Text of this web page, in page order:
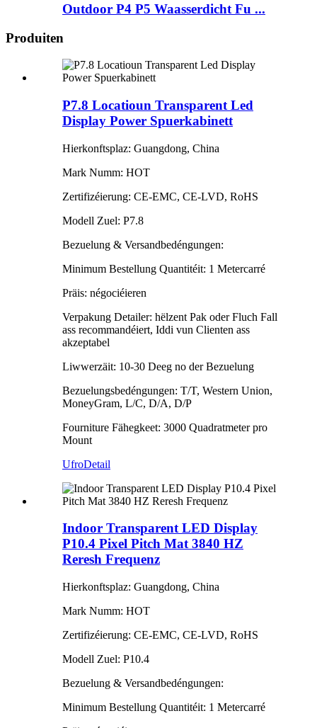
Outdoor P4 P5 Waasserdicht Fu ...
Produiten
P7.8 Locatioun Transparent Led
Display Power Spuerkabinett
Hierkonftsplaz: Guangdong, China
Mark Numm: HOT
Zertifizéierung: CE-EMC, CE-LVD, RoHS
Modell Zuel: P7.8
Bezuelung & Versandbedéngungen:
Minimum Bestellung Quantitéit: 1 Metercarré
Präis: négociéieren
Verpakung Detailer: hëlzent Pak oder Fluch Fall
ass recommandéiert, Iddi vun Clienten ass
akzeptabel
Liwwerzäit: 10-30 Deeg no der Bezuelung
Bezuelungsbedéngungen: T/T, Western Union,
MoneyGram, L/C, D/A, D/P
Fourniture Fähegkeet: 3000 Quadratmeter pro
Mount
UfroDetail
Indoor Transparent LED Display
P10.4 Pixel Pitch Mat 3840 HZ
Reresh Frequenz
Hierkonftsplaz: Guangdong, China
Mark Numm: HOT
Zertifizéierung: CE-EMC, CE-LVD, RoHS
Modell Zuel: P10.4
Bezuelung & Versandbedéngungen:
Minimum Bestellung Quantitéit: 1 Metercarré